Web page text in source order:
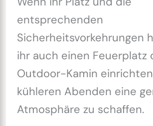
entsprechenden
Sicherheitsvorkehrungen
ihr auch einen Feuerplatz
Outdoor-Kamin
kühleren Abenden eine
Atmosphäre zu schaffen.